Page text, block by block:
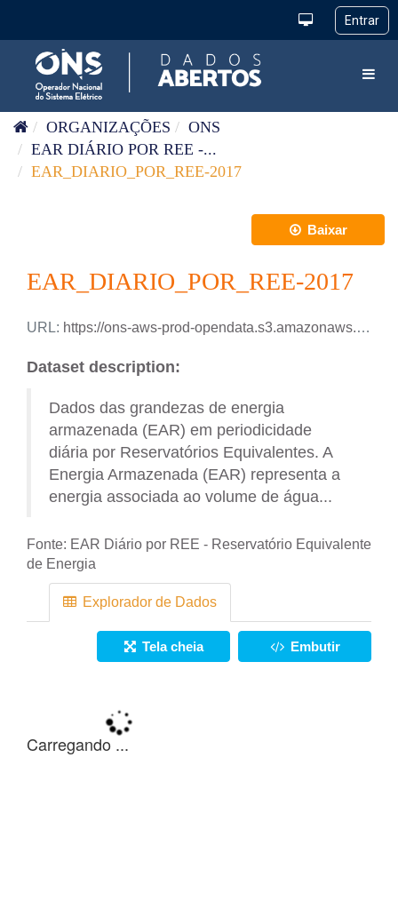
ORGANIZAÇÕES
ONS
EAR DIÁRIO POR REE -...
EAR_DIARIO_POR_REE-2017
Baixar
EAR_DIARIO_POR_REE-2017
URL: https://ons-aws-prod-opendata.s3.amazonaws.com/dataset/ear_ree_di/EAR_DIARIO_REE_2017.xlsx
Dataset description:
Dados das grandezas de energia
armazenada (EAR) em periodicidade
diária por Reservatórios Equivalentes. A
Energia Armazenada (EAR) representa a
energia associada ao volume de água...
Fonte: EAR Diário por REE - Reservatório Equivalente
de Energia
Explorador de Dados
Tela cheia Embutir